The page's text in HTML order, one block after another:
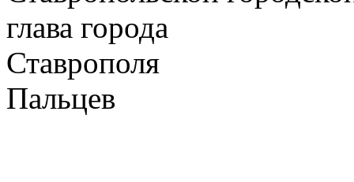
глава города
Пальцев